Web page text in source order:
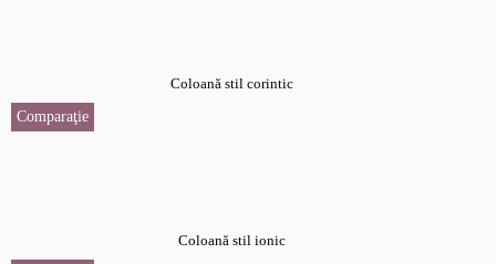
Coloană stil corintic
Comparaţie
Coloană stil ionic